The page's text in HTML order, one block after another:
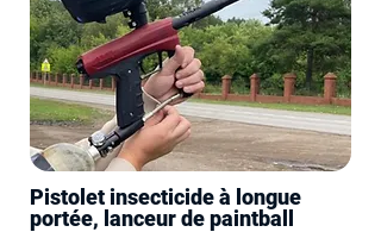
Pistolet insecticide à longue
portée, lanceur de paintball